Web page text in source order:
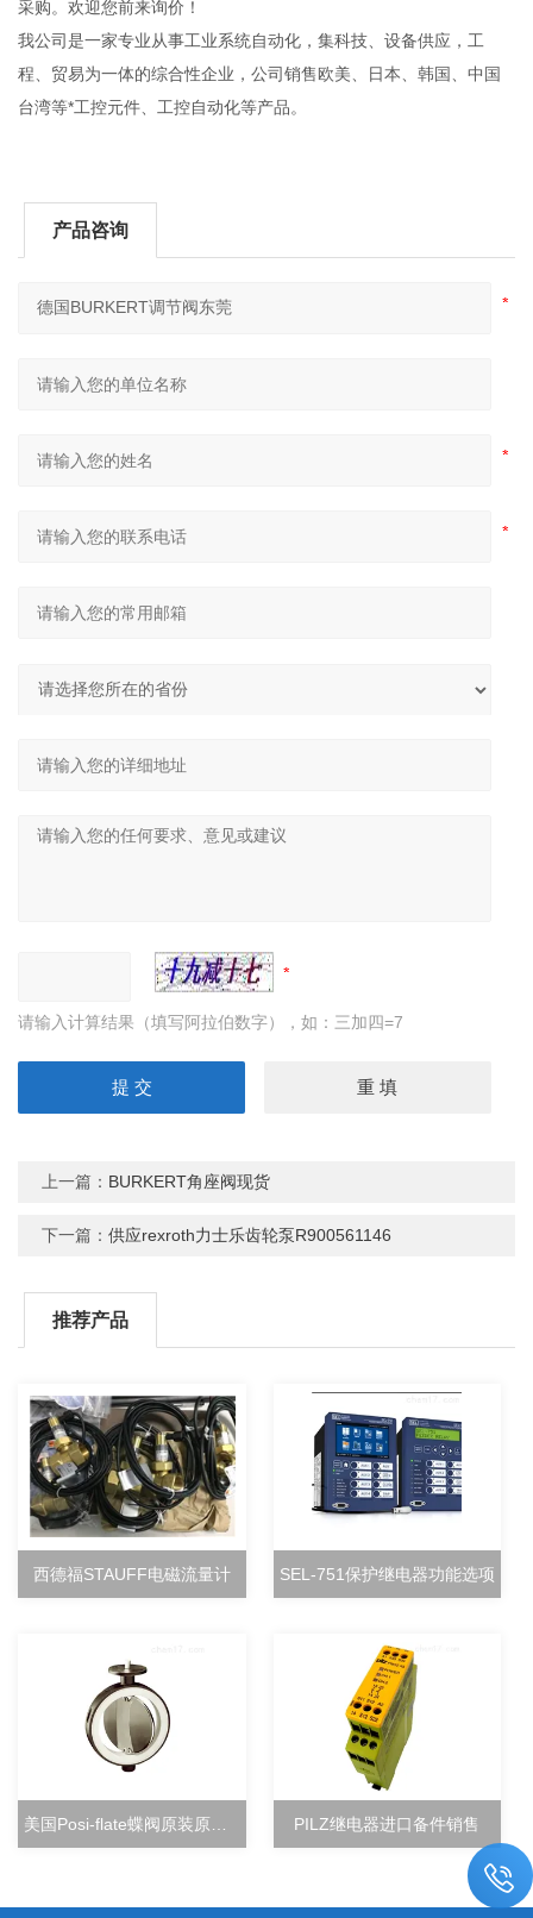
采购。欢迎您前来询价！
我公司是一家专业从事工业系统自动化，集科技、设备供应，工
程、贸易为一体的综合性企业，公司销售欧美、日本、韩国、中国
台湾等*工控元件、工控自动化等产品。
产品咨询
请输入计算结果（填写阿拉伯数字），如：三加四=7
上一篇： BURKERT角座阀现货
下一篇：供应rexroth力士乐齿轮泵R900561146
推荐产品
西德福STAUFF电磁流量计 SEL-751保护继电器功能选项
PILZ继电器进口备件销售